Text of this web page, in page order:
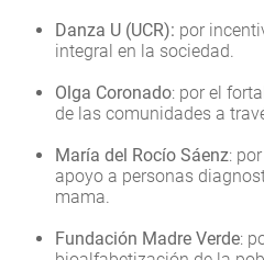
Danza U (UCR): por
integral en la sociedad.
Olga Coronado: por el
de las comunidades a
María del Rocío Sáenz:
apoyo a personas
mama.
Fundación Madre Verde: